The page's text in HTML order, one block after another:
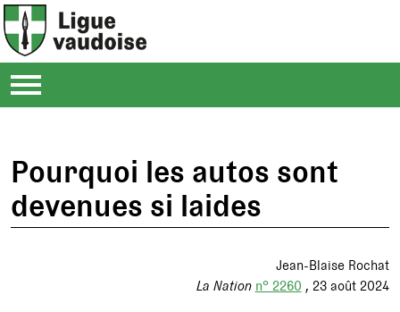
Pourquoi les autos sont
devenues si laides
Jean-Blaise Rochat
La Nation n° 2260 23 août 2024